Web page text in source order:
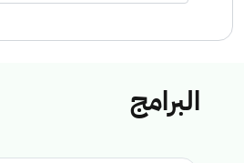
البرامج